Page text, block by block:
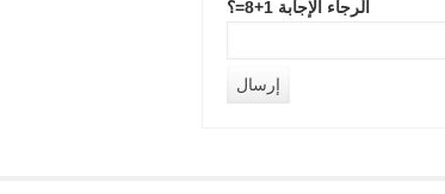
الرجاء الإجابة 1+8=؟